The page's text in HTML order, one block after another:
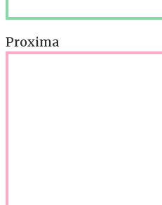
Proxima